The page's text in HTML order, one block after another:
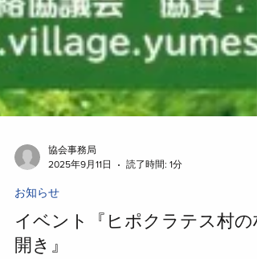
2025年9月11日
お知らせ
イベント『ヒポクラテス村の